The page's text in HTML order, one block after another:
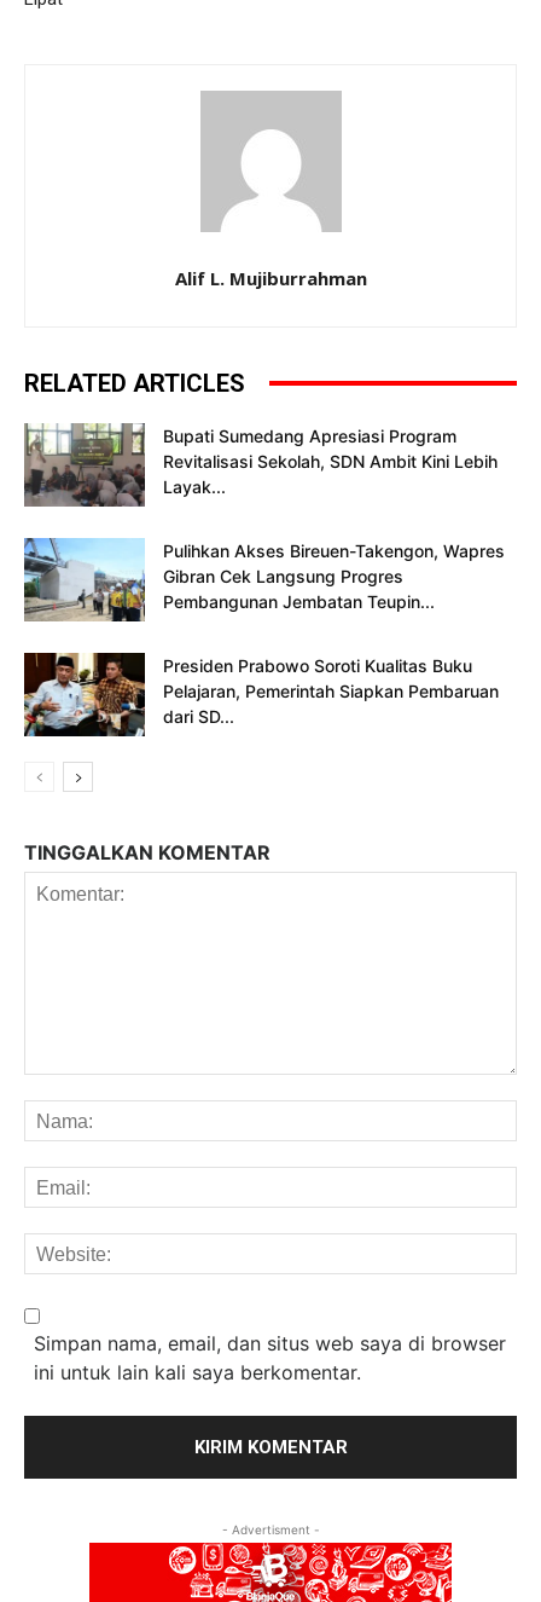
Alif L. Mujiburrahman
RELATED ARTICLES
Bupati Sumedang Apresiasi Program
Revitalisasi Sekolah, SDN Ambit Kini Lebih
Layak...
Pulihkan Akses Bireuen-Takengon, Wapres
Gibran Cek Langsung Progres
Pembangunan Jembatan Teupin...
Presiden Prabowo Soroti Kualitas Buku
Pelajaran, Pemerintah Siapkan Pembaruan
dari SD...
TINGGALKAN KOMENTAR
Simpan nama, email, dan situs web saya di browser
ini untuk lain kali saya berkomentar.
- Advertisment -